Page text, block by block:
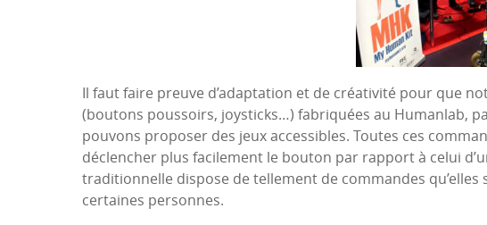
Il faut faire preuve d’adaptation et de créativité pour que
(boutons poussoirs, joysticks…) fabriquées au Humanlab,
pouvons proposer des jeux accessibles. Toutes ces
déclencher plus facilement le bouton par rapport à celui
traditionnelle dispose de tellement de commandes
certaines personnes.